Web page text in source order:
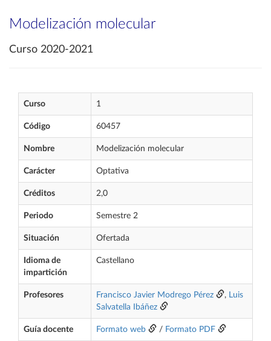
Modelización molecular
Curso 2020-2021
Curso 1
Código 60457
Nombre Modelización molecular
Carácter Optativa
Créditos 2,0
Periodo Semestre 2
Situación Ofertada
Idioma de
impartición
Castellano
Profesores Francisco Javier Modrego Pérez , Luis
Salvatella Ibáñez
Guía docente Formato web / Formato PDF